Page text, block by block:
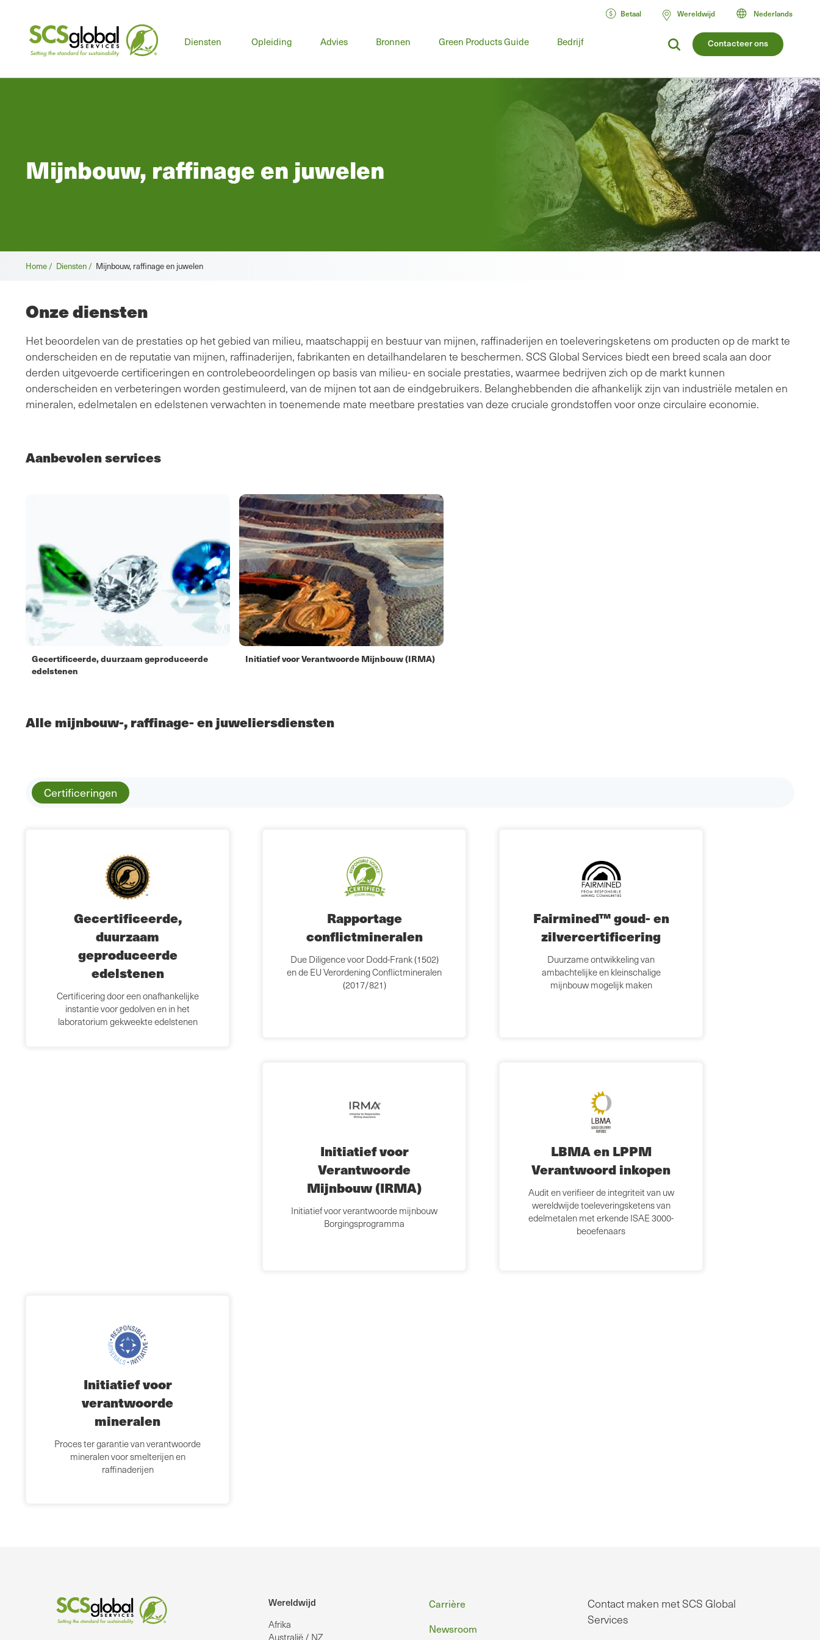
Contacteer ons
Diensten Hoofdmenu
Opleiding Advies Bronnen Green Products Guide Bedrijf
Betaal Wereldwijd Nederlands
Mijnbouw, raffinage en juwelen
Broodkruimel
Home / Diensten / Mijnbouw, raffinage en juwelen
Onze diensten
Het beoordelen van de prestaties op het gebied van milieu, maatschappij en bestuur van mijnen, raffinaderijen en toeleveringsketens om producten op de markt te
onderscheiden en de reputatie van mijnen, raffinaderijen, fabrikanten en detailhandelaren te beschermen. SCS Global Services biedt een breed scala aan door
derden uitgevoerde certificeringen en controlebeoordelingen op basis van milieu- en sociale prestaties, waarmee bedrijven zich op de markt kunnen
onderscheiden en verbeteringen worden gestimuleerd, van de mijnen tot aan de eindgebruikers. Belanghebbenden die afhankelijk zijn van industriële metalen en
mineralen, edelmetalen en edelstenen verwachten in toenemende mate meetbare prestaties van deze cruciale grondstoffen voor onze circulaire economie.
Aanbevolen services
Gecertificeerde, duurzaam geproduceerde
edelstenen
Initiatief voor Verantwoorde Mijnbouw (IRMA)
Alle mijnbouw-, raffinage- en juweliersdiensten
Certificeringen
Gecertificeerde,
duurzaam
geproduceerde
edelstenen
Certificering door een onafhankelijke
instantie voor gedolven en in het
laboratorium gekweekte edelstenen
Rapportage
conflictmineralen
Due Diligence voor Dodd-Frank (1502)
en de EU Verordening Conflictmineralen
(2017/821)
Fairmined™ goud- en
zilvercertificering
Duurzame ontwikkeling van
ambachtelijke en kleinschalige
mijnbouw mogelijk maken
Initiatief voor
Verantwoorde
Mijnbouw (IRMA)
Initiatief voor verantwoorde mijnbouw
Borgingsprogramma
LBMA en LPPM
Verantwoord inkopen
Audit en verifieer de integriteit van uw
wereldwijde toeleveringsketens van
edelmetalen met erkende ISAE 3000-
beoefenaars
Initiatief voor
verantwoorde
mineralen
Proces ter garantie van verantwoorde
mineralen voor smelterijen en
raffinaderijen
Wereldwijd
Afrika
Australië / NZ
Voettekst
Carrière
Newsroom
Contact maken met SCS Global
Services